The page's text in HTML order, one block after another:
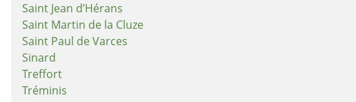
Saint Jean d’Hérans
Saint Martin de la Cluze
Saint Paul de Varces
Sinard
Treffort
Tréminis